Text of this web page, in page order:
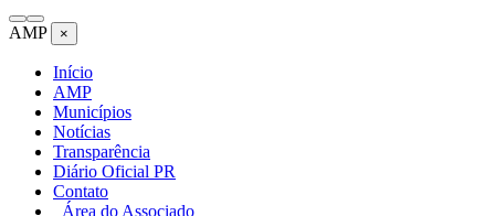
AMP ×
Início
AMP
Municípios
Notícias
Transparência
Diário Oficial PR
Contato
Área do Associado